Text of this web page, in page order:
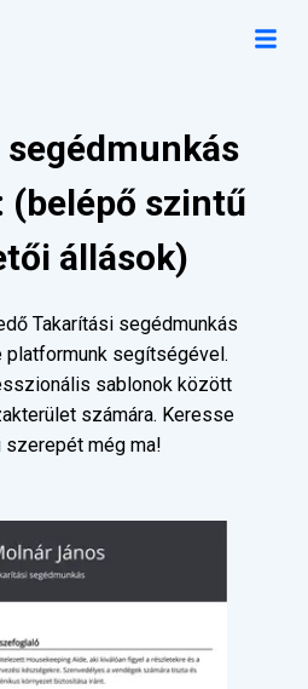
(belépő szintű
állások)
Takarítási segédmunkás
platformunk segítségével.
sablonok között
számára. Keresse
szerepét még ma!